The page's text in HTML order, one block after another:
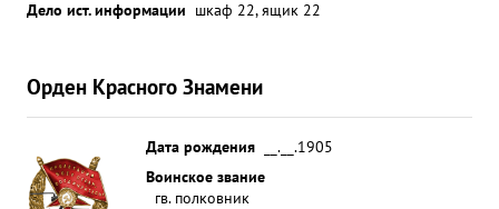
Дело ист. информации шкаф 22, ящик 22
Орден Красного Знамени
Дата рождения
__.__.1905
Воинское звание
гв. полковник